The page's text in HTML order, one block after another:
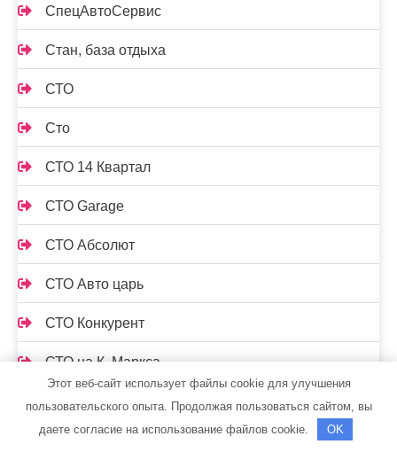
СпецАвтоСервис
Стан, база отдыха
СТО
Сто
СТО 14 Квартал
СТО Garage
СТО Абсолют
СТО Авто царь
СТО Конкурент
СТО на К. Маркса
СТО Ямал-сервис
СТОрук
Этот веб-сайт использует файлы cookie для улучшения
пользовательского опыта. Продолжая пользоваться сайтом, вы
даете согласие на использование файлов cookie.
OK